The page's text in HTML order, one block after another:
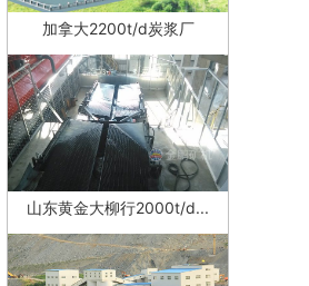
加拿大2200t/d炭浆厂
山东黄金大柳行2000t/d...